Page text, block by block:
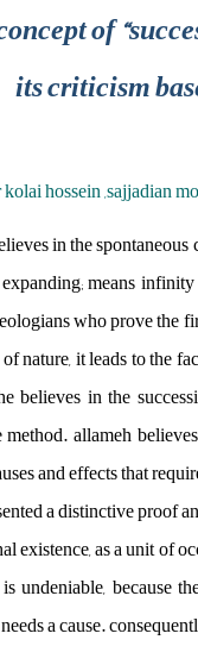
of
its criticism
hossein ,sajjadian
in the
means
who prove the
nature, it leads to the
believes in the
method. allameh
and effects that
a distinctive proof
existence, as a unit of
undeniable, because
a cause.